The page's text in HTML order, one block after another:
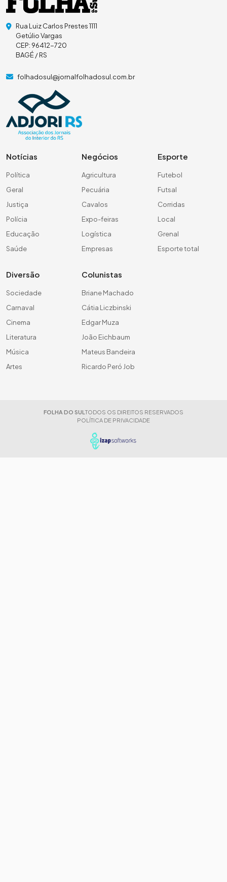
Rua Luiz Carlos Prestes 1111
Getúlio Vargas
CEP: 96412-720
BAGÉ / RS
folhadosul@jornalfolhadosul.com.br
Notícias
Política
Geral
Justiça
Polícia
Educação
Saúde
Negócios
Agricultura
Pecuária
Cavalos
Expo-feiras
Logística
Empresas
Esporte
Futebol
Futsal
Corridas
Local
Grenal
Esporte total
Diversão
Sociedade
Carnaval
Cinema
Literatura
Música
Artes
Colunistas
Briane Machado
Cátia Liczbinski
Edgar Muza
João Eichbaum
Mateus Bandeira
Ricardo Peró Job
FOLHA DO SUL TODOS OS DIREITOS RESERVADOS
POLÍTICA DE PRIVACIDADE